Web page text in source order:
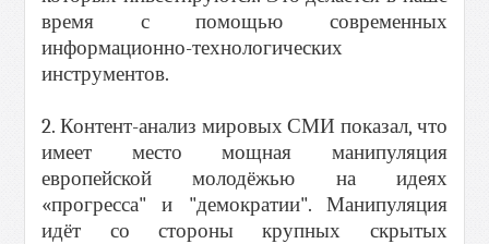
время с помощью современных
информационно-технологических
инструментов.
2. Контент-анализ мировых СМИ показал, что
имеет место мощная манипуляция
европейской молодёжью на идеях
«прогресса" и "демократии". Манипуляция
идёт со стороны крупных скрытых